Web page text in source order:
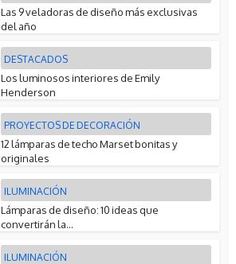
Las 9 veladoras de diseño más exclusivas
del año
DESTACADOS
Los luminosos interiores de Emily
Henderson
PROYECTOS DE DECORACIÓN
12 lámparas de techo Marset bonitas y
originales
ILUMINACIÓN
Lámparas de diseño: 10 ideas que
convertirán la...
ILUMINACIÓN